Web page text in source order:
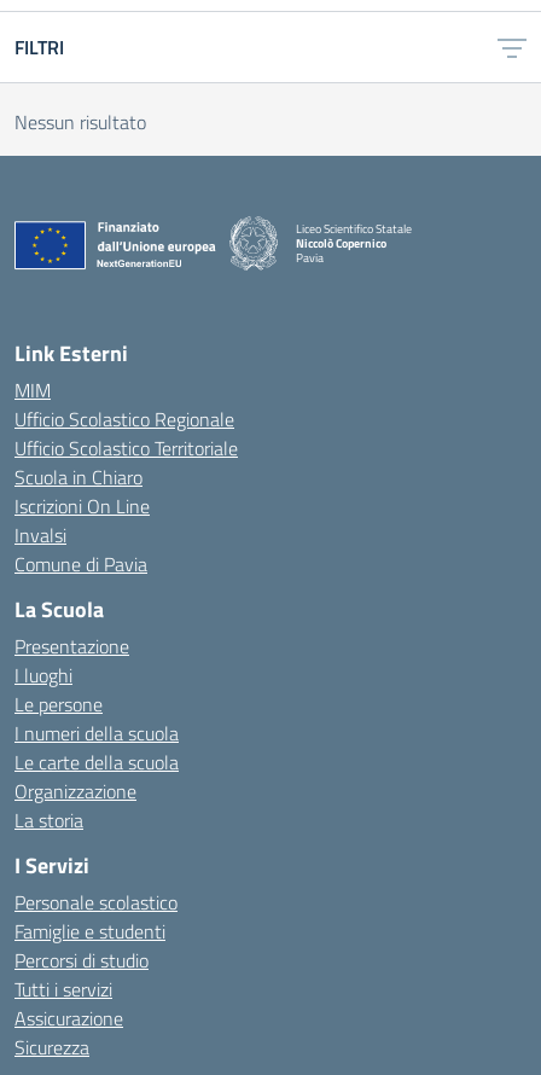
FILTRI
Nessun risultato
Liceo Scientifico Statale
Niccolò Copernico
Pavia
Link Esterni
MIM
Ufficio Scolastico Regionale
Ufficio Scolastico Territoriale
Scuola in Chiaro
Iscrizioni On Line
Invalsi
Comune di Pavia
La Scuola
Presentazione
I luoghi
Le persone
I numeri della scuola
Le carte della scuola
Organizzazione
La storia
I Servizi
Personale scolastico
Famiglie e studenti
Percorsi di studio
Tutti i servizi
Assicurazione
Sicurezza